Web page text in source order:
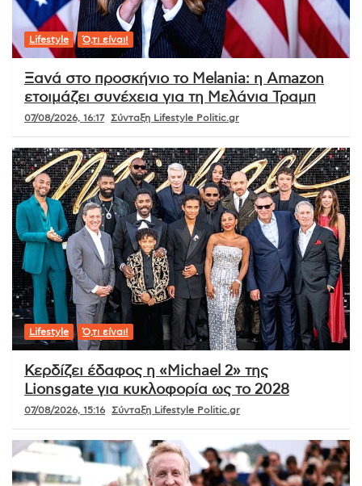
Lifestyle Ό,τι είναι!
Ξανά στο προσκήνιο το Melania: η Amazon
ετοιμάζει συνέχεια για τη Μελάνια Τραμπ
07/08/2026, 16:17 Σύνταξη Lifestyle Politic.gr
Lifestyle Ό,τι είναι!
Κερδίζει έδαφος η «Michael 2» της
Lionsgate για κυκλοφορία ως το 2028
07/08/2026, 15:16 Σύνταξη Lifestyle Politic.gr